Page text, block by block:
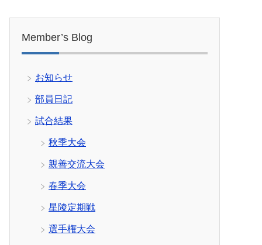
Member’s Blog
お知らせ
部員日記
試合結果
秋季大会
親善交流大会
春季大会
星陵定期戦
選手権大会